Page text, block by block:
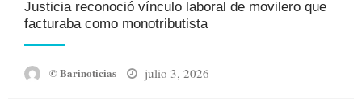
Justicia reconoció vínculo laboral de movilero que
facturaba como monotributista
© Barinoticias
Posted
julio 3, 2026